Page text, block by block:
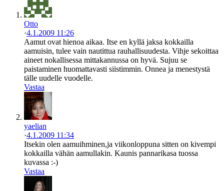
Otto
·4.1.2009 11:26
Aamut ovat hienoa aikaa. Itse en kyllä jaksa kokkailla
aamuisin, tulee vain nautittua rauhallisuudesta. Vihje sekoittaa
aineet nokallisessa mittakannussa on hyvä. Sujuu se
paistaminen huomattavasti siistimmin. Onnea ja menestystä
tälle uudelle vuodelle.
Vastaa
yaelian
·4.1.2009 11:34
Itsekin olen aamuihminen,ja viikonloppuna sitten on kivempi
kokkailla vähän aamullakin. Kaunis pannarikasa tuossa
kuvassa :-)
Vastaa